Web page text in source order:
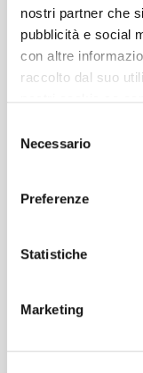
nostri partner che
pubblicità e social
con altre
raccolto dal suo
delNecessario
Preferenze
Statistiche
Marketing